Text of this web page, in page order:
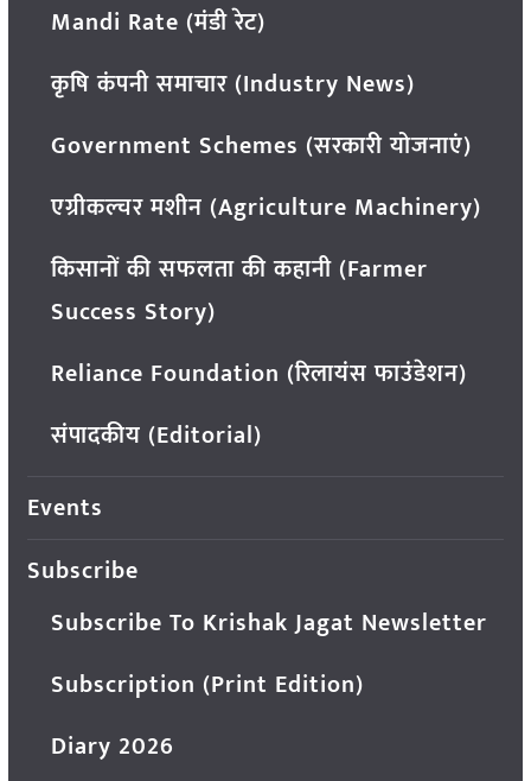
Mandi Rate (मंडी रेट)
कृषि कंपनी समाचार (Industry News)
Government Schemes (सरकारी योजनाएं)
एग्रीकल्चर मशीन (Agriculture Machinery)
किसानों की सफलता की कहानी (Farmer
Success Story)
Reliance Foundation (रिलायंस फाउंडेशन)
संपादकीय (Editorial)
Events
Subscribe
Subscribe To Krishak Jagat Newsletter
Subscription (Print Edition)
Diary 2026